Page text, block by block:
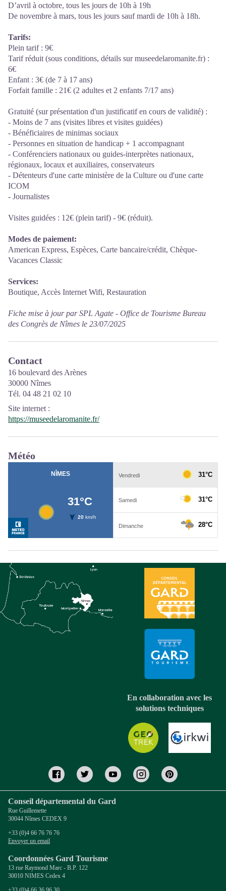
D’avril à octobre, tous les jours de 10h à 19h
De novembre à mars, tous les jours sauf mardi de 10h à 18h.
Tarifs:
Plein tarif : 9€
Tarif réduit (sous conditions, détails sur museedelaromanite.fr) :
6€
Enfant : 3€ (de 7 à 17 ans)
Forfait famille : 21€ (2 adultes et 2 enfants 7/17 ans)
Gratuité (sur présentation d'un justificatif en cours de validité) :
- Moins de 7 ans (visites libres et visites guidées)
- Bénéficiaires de minimas sociaux
- Personnes en situation de handicap + 1 accompagnant
- Conférenciers nationaux ou guides-interprètes nationaux,
régionaux, locaux et auxiliaires, conservateurs
- Détenteurs d'une carte ministère de la Culture ou d'une carte
ICOM
- Journalistes
Visites guidées : 12€ (plein tarif) - 9€ (réduit).
Modes de paiement:
American Express, Espèces, Carte bancaire/crédit, Chèque-
Vacances Classic
Services:
Boutique, Accès Internet Wifi, Restauration
Fiche mise à jour par SPL Agate - Office de Tourisme Bureau
des Congrès de Nîmes le 23/07/2025
Contact
16 boulevard des Arènes
30000 Nîmes
Tél. 04 48 21 02 10
Site internet :
https://museedelaromanite.fr/
Météo
En collaboration avec les
solutions techniques
Conseil départemental du Gard
Rue Guillemette
30044 Nîmes CEDEX 9
+33 (0)4 66 76 76 76
Envoyer un email
Coordonnées Gard Tourisme
13 rue Raymond Marc - B.P. 122
30010 NIMES Cedex 4